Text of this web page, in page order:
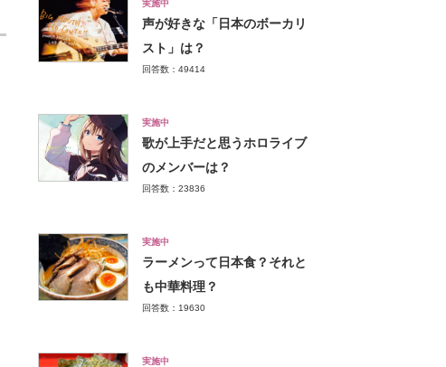
実施中
声が好きな「日本のボーカリ
スト」は？
回答数：49414
実施中
歌が上手だと思うホロライブ
のメンバーは？
回答数：23836
実施中
ラーメンって日本食？それと
も中華料理？
回答数：19630
実施中